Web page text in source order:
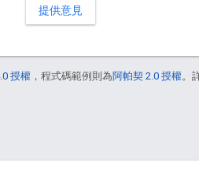
提供意見
授權 ，程式碼範例則為阿帕契 2.0 授權。